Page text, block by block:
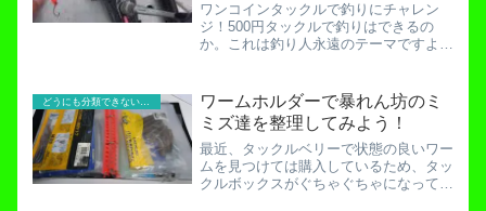
ワンコインタックルで釣りにチャレン
ジ！500円タックルで釣りはできるの
か。これは釣り人永遠のテーマですよ
みください。さらに釣果までもが全て見
られます。こちらでは釣りの様...
ワームホルダーで暴れん坊のミ
ミズ達を整理してみよう！
最近、タックルベリーで状態の良いワー
ムを見つけては購入しているため、タッ
クルボックスがぐちゃぐちゃになってき